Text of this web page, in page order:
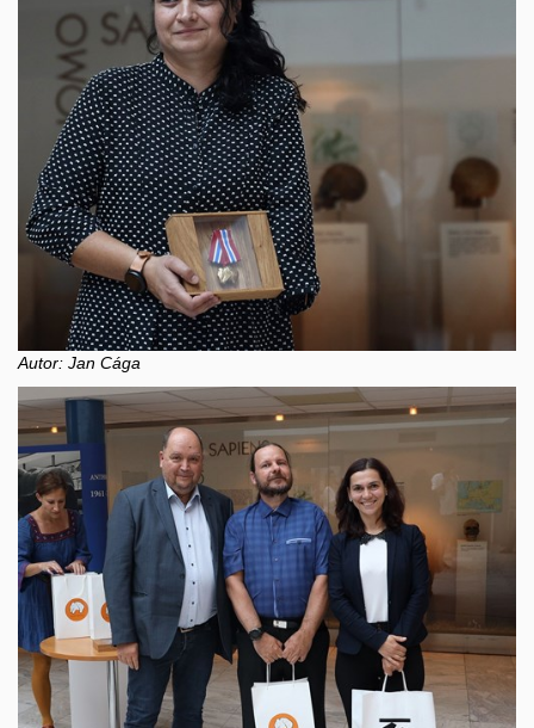
Autor: Jan Cága